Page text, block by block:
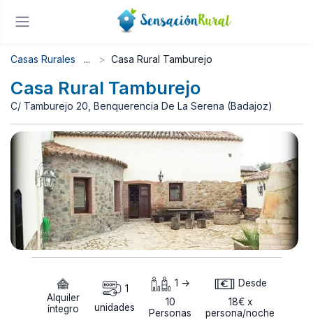
Casas Rurales Casa Rural Tamburejo
Casa Rural Tamburejo
C/ Tamburejo 20, Benquerencia De La Serena (Badajoz)
Alquiler
íntegro
1
unidades
1 ->
10
Personas
Desde
18€ x
persona/noche